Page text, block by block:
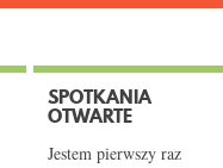
SPOTKANIA
OTWARTE
Jestem pierwszy raz